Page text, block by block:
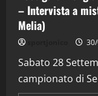
– Intervista a
Melia)
Sabato 28
campionato di
2